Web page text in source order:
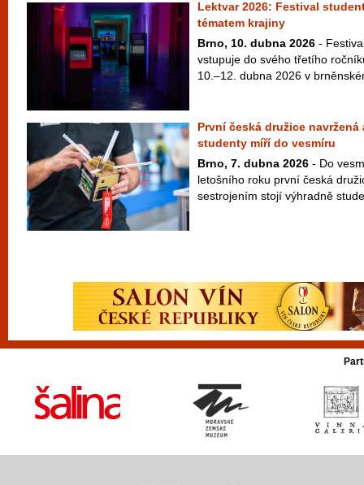
Lektvar 2026: Festival
tématem krajiny
Brno, 10. dubna 2026 -
vstupuje do svého třetího
10.–12. dubna 2026 v
První česká družice
studenty míří do vesmíru
Brno, 7. dubna 2026 - Do
letošního roku první česká
sestrojením stojí výhradně